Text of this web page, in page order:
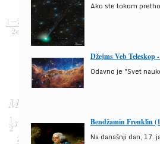
Ako ste tokom
Džejms Veb Teleskop
Odavno je "Svet
Bendžamin Frenklin
Na današnji dan, 17.